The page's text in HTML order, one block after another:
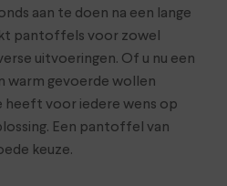
aan te doen na een lange
pantoffels voor zowel
uitvoeringen. Of u nu een
warm gevoerde wollen
voor iedere wens op
Een pantoffel van
keuze.